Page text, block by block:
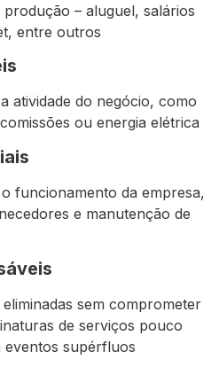
– aluguel, salários
entre outros
atividade do negócio, como
ou energia elétrica
funcionamento da empresa,
e manutenção de
sem comprometer
de serviços pouco
eventos supérfluos